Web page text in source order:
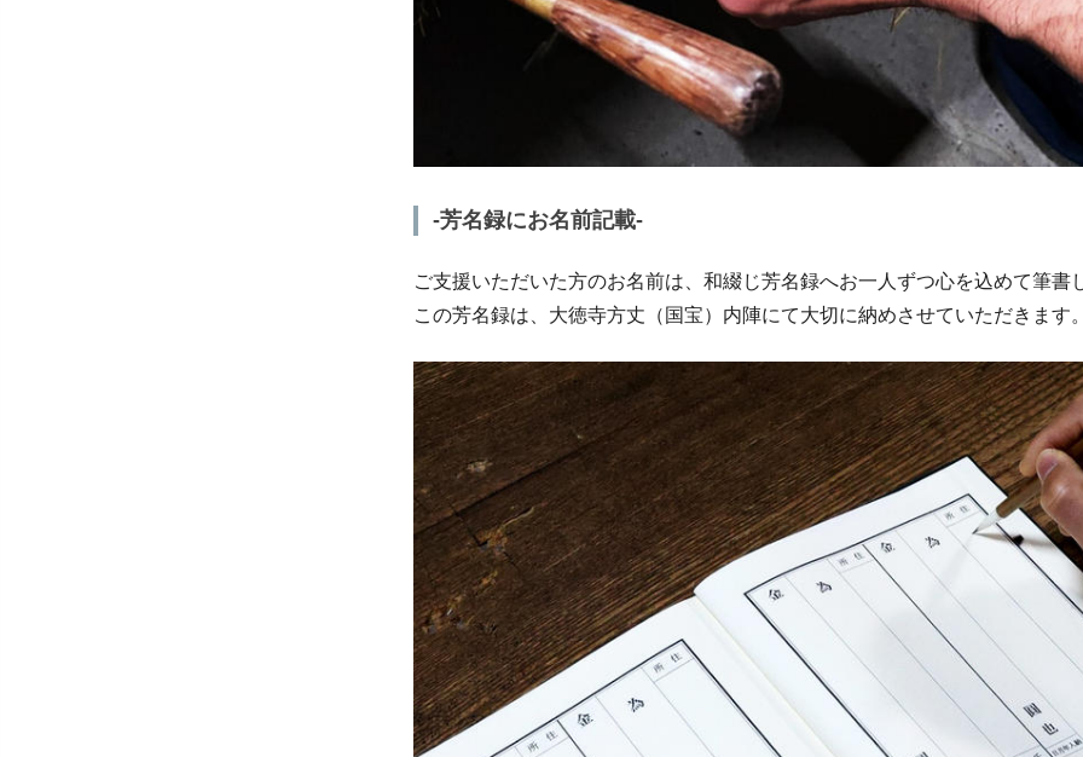
-芳名録にお名前記載-
ご支援いただいた方のお名前は、和綴じ芳名録へお一人ずつ心を込めて筆書
この芳名録は、大徳寺方丈（国宝）内陣にて大切に納めさせていただきます